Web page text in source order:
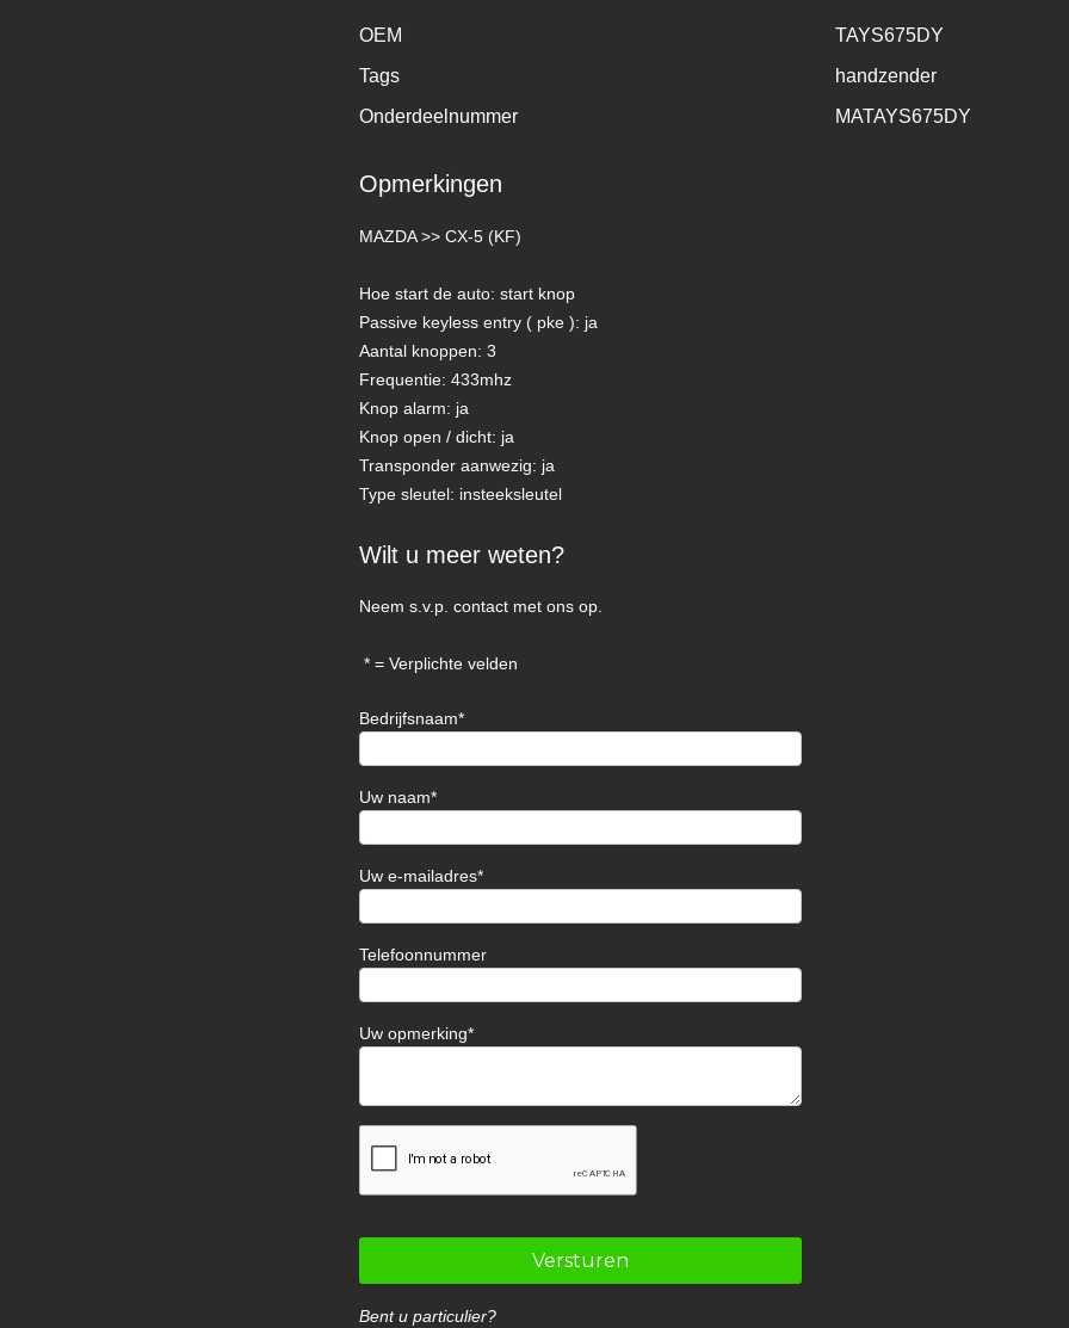
OEM
TAYS675DY
Tags
handzender
Onderdeelnummer
MATAYS675DY
Opmerkingen
MAZDA >> CX-5 (KF)
Hoe start de auto: start knop
Passive keyless entry ( pke ): ja
Aantal knoppen: 3
Frequentie: 433mhz
Knop alarm: ja
Knop open / dicht: ja
Transponder aanwezig: ja
Type sleutel: insteeksleutel
Wilt u meer weten?
Neem s.v.p. contact met ons op.
= Verplichte velden
Bedrijfsnaam
Uw naam
Uw e-mailadres
Telefoonnummer
Uw opmerking
Versturen
Bent u particulier?